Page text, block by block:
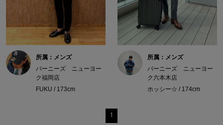
所属：メンズ
バーニーズ ニューヨー
ク福岡店
FUKU / 173cm
所属：メンズ
バーニーズ ニューヨー
ク六本木店
ホッシー☆ / 174cm
1